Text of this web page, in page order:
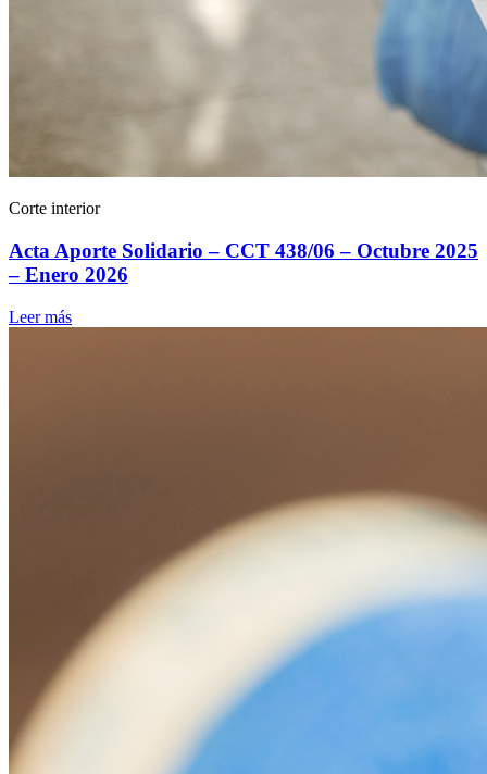
Corte interior
Acta Aporte Solidario – CCT 438/06 – Octubre 2025
– Enero 2026
Leer más